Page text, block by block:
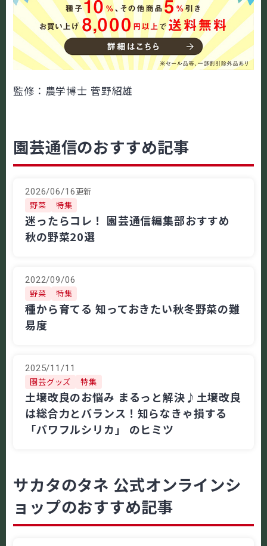
監修：農学博士 菅野紹雄
園芸通信のおすすめ記事
2026/06/16更新
野菜
特集
迷ったらコレ！ 園芸通信編集部おすすめ
秋の野菜20選
2022/09/06
野菜 特集
種から育てる 知っておきたい秋冬野菜の難
易度
2025/11/11
園芸グッズ 特集
土壌改良のお悩み まるっと解決♪土壌改良
は総合力とバランス！知らなきゃ損する
「パワフルシリカ」 のヒミツ
サカタのタネ 公式オンラインシ
ョップのおすすめ記事